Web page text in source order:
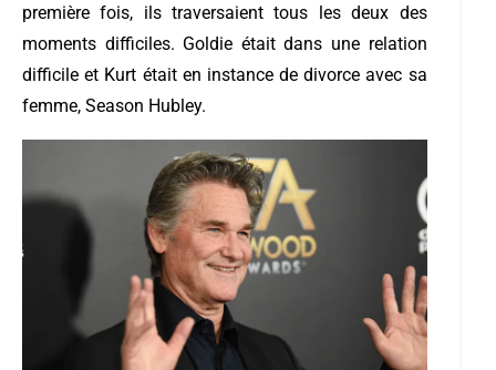
première fois, ils traversaient tous les deux des
moments difficiles. Goldie était dans une relation
difficile et Kurt était en instance de divorce avec sa
femme, Season Hubley.